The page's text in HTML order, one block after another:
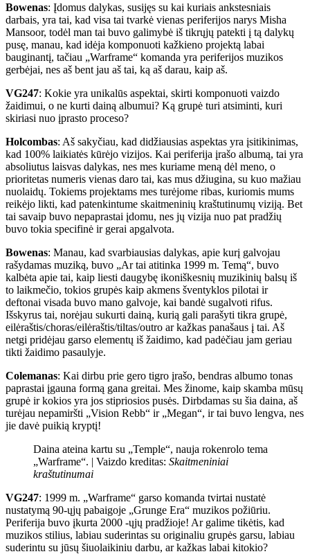
Bowenas: Įdomus dalykas, susijęs su kai kuriais ankstesniais
darbais, yra tai, kad visa tai tvarkė vienas periferijos narys Misha
Mansoor, todėl man tai buvo galimybė iš tikrųjų patekti į tą dalykų
pusę, manau, kad idėja komponuoti kažkieno projektą labai
bauginantį, tačiau „Warframe“ komanda yra periferijos muzikos
gerbėjai, nes aš bent jau aš tai, ką aš darau, kaip aš.
VG247: Kokie yra unikalūs aspektai, skirti komponuoti vaizdo
žaidimui, o ne kurti dainą albumui? Ką grupė turi atsiminti, kuri
skiriasi nuo įprasto proceso?
Holcombas: Aš sakyčiau, kad didžiausias aspektas yra įsitikinimas,
kad 100% laikiatės kūrėjo vizijos. Kai periferija įrašo albumą, tai yra
absoliutus laisvas dalykas, nes mes kuriame meną dėl meno, o
prioritetas numeris vienas daro tai, kas mus džiugina, su kuo mažiau
nuolaidų. Tokiems projektams mes turėjome ribas, kuriomis mums
reikėjo likti, kad patenkintume skaitmeninių kraštutinumų viziją. Bet
tai savaip buvo nepaprastai įdomu, nes jų vizija nuo pat pradžių
buvo tokia specifinė ir gerai apgalvota.
Bowenas: Manau, kad svarbiausias dalykas, apie kurį galvojau
rašydamas muziką, buvo „Ar tai atitinka 1999 m. Temą“, buvo
kalbėta apie tai, kaip liesti daugybę ikoniškesnių muzikinių balsų iš
to laikmečio, tokios grupės kaip akmens šventyklos pilotai ir
deftonai visada buvo mano galvoje, kai bandė sugalvoti rifus.
Išskyrus tai, norėjau sukurti dainą, kurią gali parašyti tikra grupė,
eilėraštis/choras/eilėraštis/tiltas/outro ar kažkas panašaus į tai. Aš
netgi pridėjau garso elementų iš žaidimo, kad padėčiau jam geriau
tikti žaidimo pasaulyje.
Colemanas: Kai dirbu prie gero tigro įrašo, bendras albumo tonas
paprastai įgauna formą gana greitai. Mes žinome, kaip skamba mūsų
grupė ir kokios yra jos stipriosios pusės. Dirbdamas su šia daina, aš
turėjau nepamiršti „Vision Rebb“ ir „Megan“, ir tai buvo lengva, nes
jie davė puikią kryptį!
Daina ateina kartu su „Temple“, nauja rokenrolo tema
„Warframe“. | Vaizdo kreditas: Skaitmeniniai
kraštutinumai
VG247: 1999 m. „Warframe“ garso komanda tvirtai nustatė
nustatymą 90-ųjų pabaigoje „Grunge Era“ muzikos požiūriu.
Periferija buvo įkurta 2000 -ųjų pradžioje! Ar galime tikėtis, kad
muzikos stilius, labiau suderintas su originaliu grupės garsu, labiau
suderintu su jūsų šiuolaikiniu darbu, ar kažkas labai kitokio?